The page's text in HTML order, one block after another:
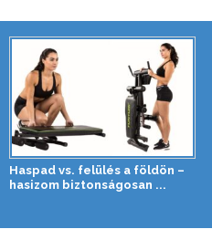
Haspad vs. felülés a földön –
hasizom biztonságosan ...